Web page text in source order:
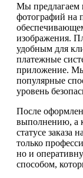
Мы предлагаем
фотографий на
изображения.
удобным для
платежные
приложение.
популярные
уровень
После
выполнению, а
статусе заказа
только
но и
способом,